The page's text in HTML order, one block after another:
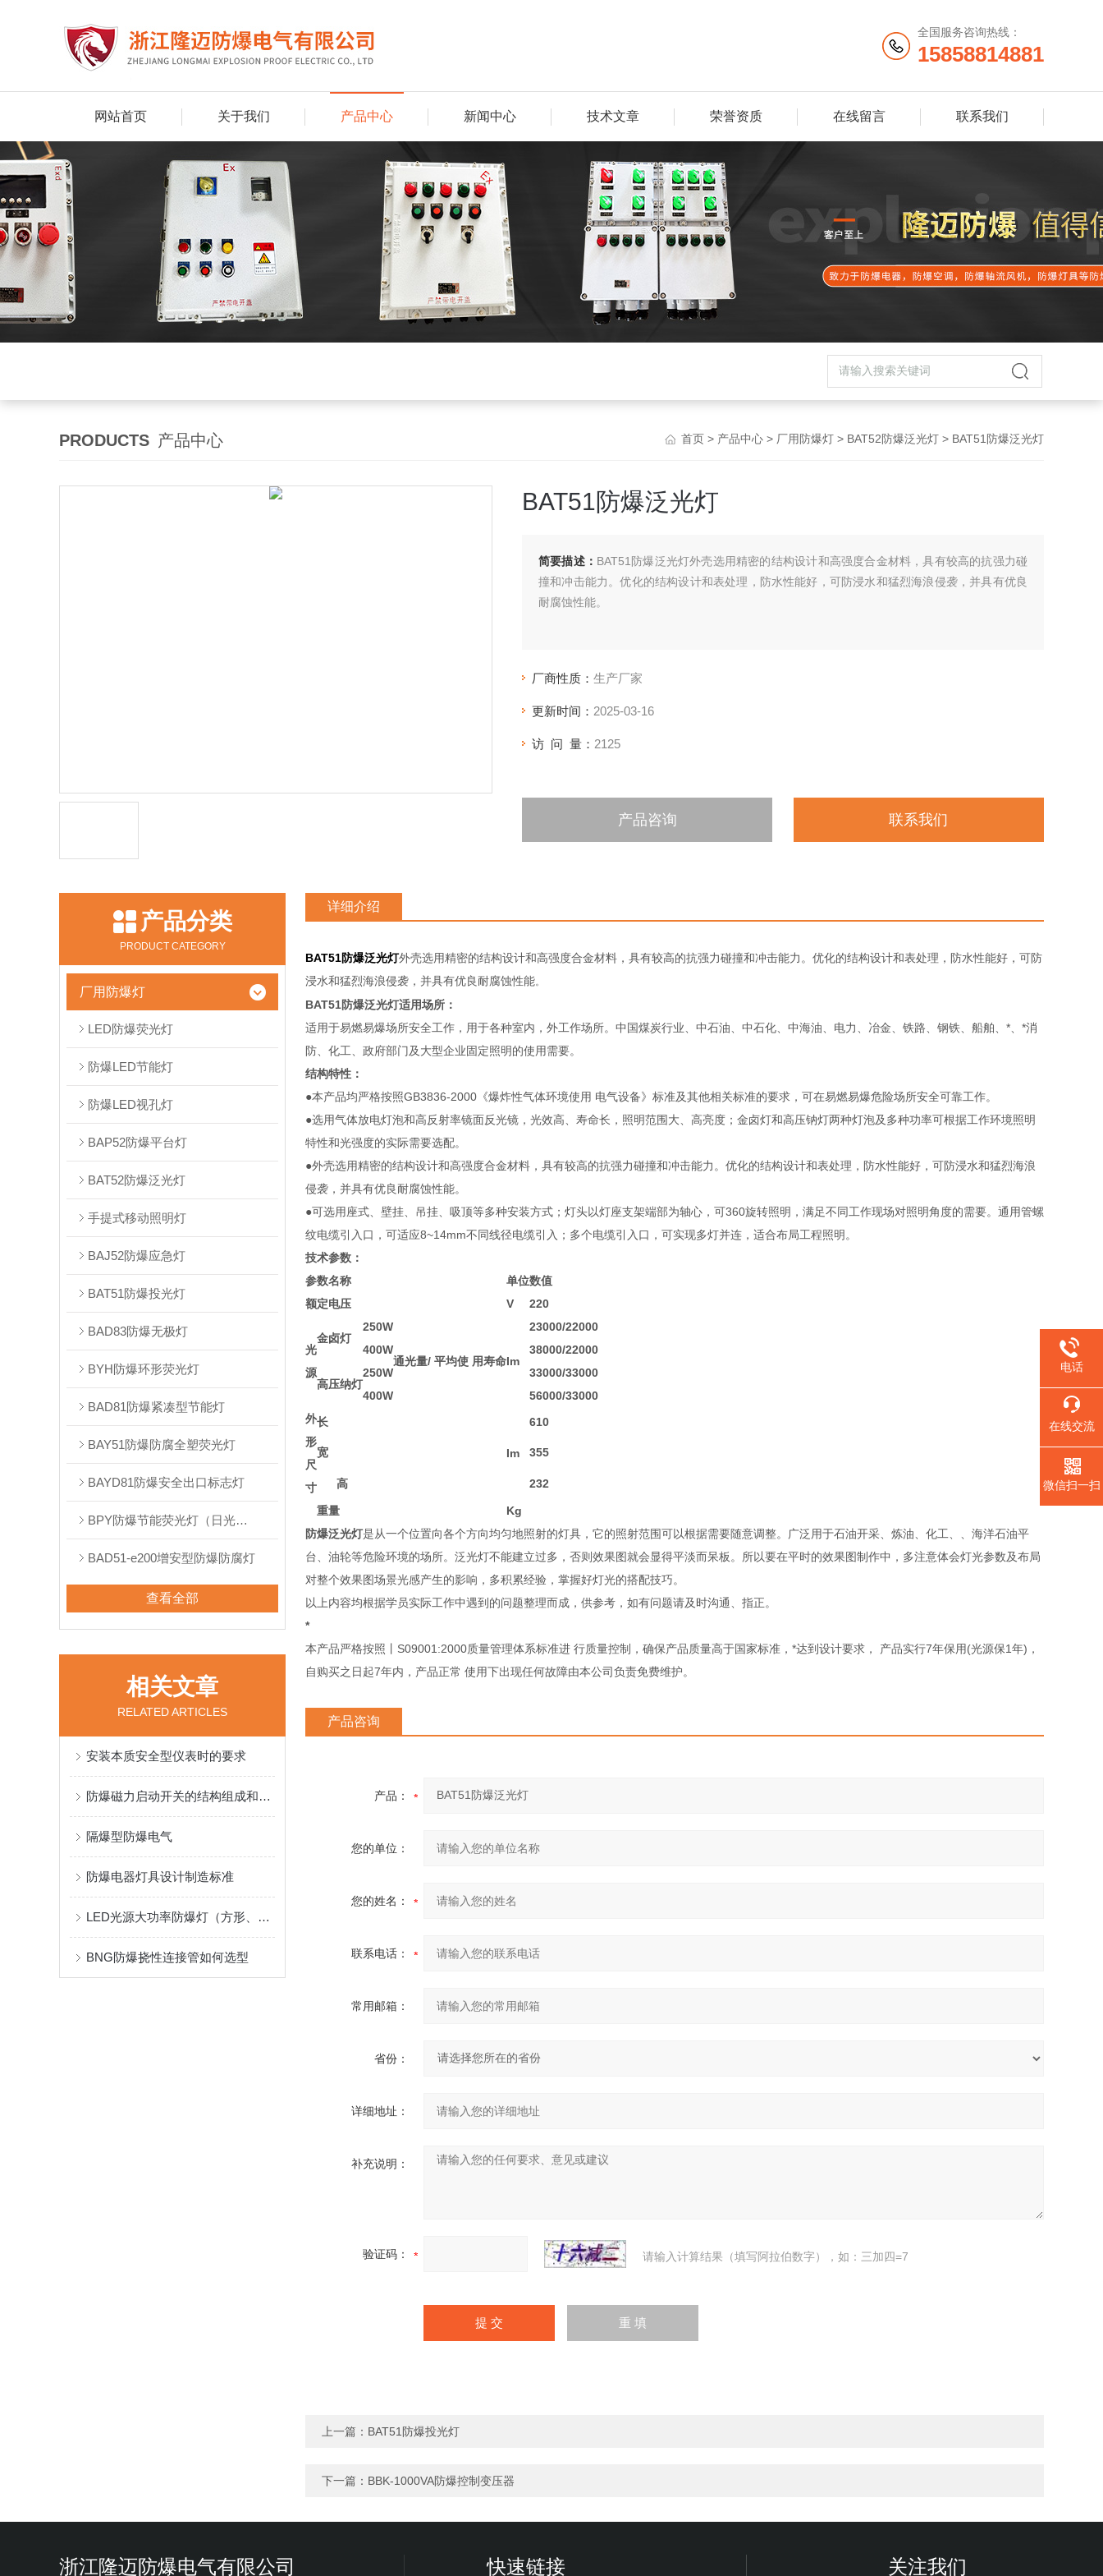
全国服务咨询热线：
15858814881
网站首页 关于我们 产品中心 新闻中心 技术文章 荣誉资质 在线留言 联系我们
PRODUCTS 产品中心 首页 > 产品中心 > 厂用防爆灯 > BAT52防爆泛光灯 > BAT51防爆泛光灯
BAT51防爆泛光灯
简要描述： BAT51防爆泛光灯外壳选用精密的结构设计和高强度合金材料，具有较高的抗强力碰
撞和冲击能力。优化的结构设计和表处理，防水性能好，可防浸水和猛烈海浪侵袭，并具有优良
耐腐蚀性能。
厂商性质： 生产厂家
更新时间： 2025-03-16
访 问 量： 2125
产品咨询 联系我们
产品分类
PRODUCT CATEGORY
厂用防爆灯
LED防爆荧光灯
防爆LED节能灯
防爆LED视孔灯
BAP52防爆平台灯
BAT52防爆泛光灯
手提式移动照明灯
BAJ52防爆应急灯
BAT51防爆投光灯
BAD83防爆无极灯
BYH防爆环形荧光灯
BAD81防爆紧凑型节能灯
BAY51防爆防腐全塑荧光灯
BAYD81防爆安全出口标志灯
BPY防爆节能荧光灯（日光灯）
BAD51-e200增安型防爆防腐灯
查看全部
相关文章
RELATED ARTICLES
安装本质安全型仪表时的要求
防爆磁力启动开关的结构组成和相关功能
隔爆型防爆电气
防爆电器灯具设计制造标准
LED光源大功率防爆灯（方形、圆形）的用途
BNG防爆挠性连接管如何选型
详细介绍
BAT51防爆泛光灯外壳选用精密的结构设计和高强度合金材料，具有较高的抗强力碰撞和冲击能力。优化的结构设计和表处理，防水性能好，可防
浸水和猛烈海浪侵袭，并具有优良耐腐蚀性能。
BAT51防爆泛光灯适用场所：
适用于易燃易爆场所安全工作，用于各种室内，外工作场所。中国煤炭行业、中石油、中石化、中海油、电力、冶金、铁路、钢铁、船舶、*、*消
防、化工、政府部门及大型企业固定照明的使用需要。
结构特性：
●本产品均严格按照GB3836-2000《爆炸性气体环境使用 电气设备》标准及其他相关标准的要求，可在易燃易爆危险场所安全可靠工作。
●选用气体放电灯泡和高反射率镜面反光镜，光效高、寿命长，照明范围大、高亮度；金卤灯和高压钠灯两种灯泡及多种功率可根据工作环境照明
特性和光强度的实际需要选配。
●外壳选用精密的结构设计和高强度合金材料，具有较高的抗强力碰撞和冲击能力。优化的结构设计和表处理，防水性能好，可防浸水和猛烈海浪
侵袭，并具有优良耐腐蚀性能。
●可选用座式、壁挂、吊挂、吸顶等多种安装方式；灯头以灯座支架端部为轴心，可360旋转照明，满足不同工作现场对照明角度的需要。通用管螺
纹电缆引入口，可适应8~14mm不同线径电缆引入；多个电缆引入口，可实现多灯并连，适合布局工程照明。
技术参数：
参数名称
单位数值
额定电压
V 220
光
源
金卤灯
250W
通光量/ 平均使 用寿命Im
23000/22000
400W
38000/22000
高压纳灯
250W
33000/33000
400W
56000/33000
外
形
尺
寸
长
Im
610
宽 355
高 232
重量
Kg
防爆泛光灯是从一个位置向各个方向均匀地照射的灯具，它的照射范围可以根据需要随意调整。广泛用于石油开采、炼油、化工、、海洋石油平
台、油轮等危险环境的场所。泛光灯不能建立过多，否则效果图就会显得平淡而呆板。所以要在平时的效果图制作中，多注意体会灯光参数及布局
对整个效果图场景光感产生的影响，多积累经验，掌握好灯光的搭配技巧。
以上内容均根据学员实际工作中遇到的问题整理而成，供参考，如有问题请及时沟通、指正。
*
本产品严格按照丨S09001:2000质量管理体系标准进 行质量控制，确保产品质量高于国家标准，*达到设计要求， 产品实行7年保用(光源保1年)，
自购买之日起7年内，产品正常 使用下出现任何故障由本公司负责免费维护。
产品咨询
产品：
您的单位：
您的姓名：
联系电话：
常用邮箱：
省份：
详细地址：
补充说明：
验证码： 请输入计算结果（填写阿拉伯数字），如：三加四=7
上一篇： BAT51防爆投光灯
下一篇： BBK-1000VA防爆控制变压器
浙江隆迈防爆电气有限公司 快速链接 关注我们
电话
在线交流
微信扫一扫